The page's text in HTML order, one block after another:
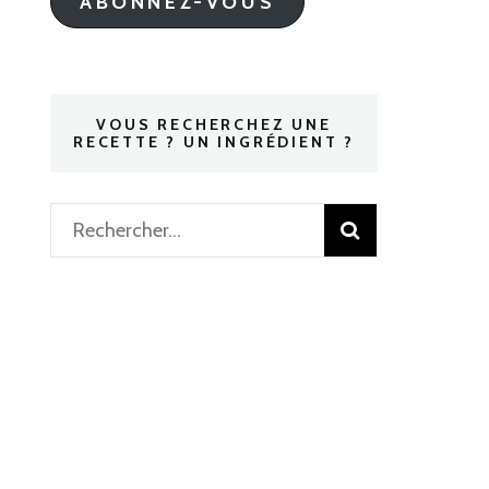
VOUS RECHERCHEZ UNE
RECETTE ? UN INGRÉDIENT ?
Rechercher :